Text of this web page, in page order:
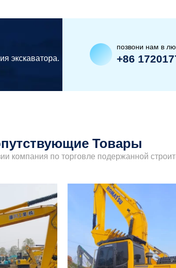
экскаватора.
позвони нам в
+86
Товары
компания по торговле подержанной